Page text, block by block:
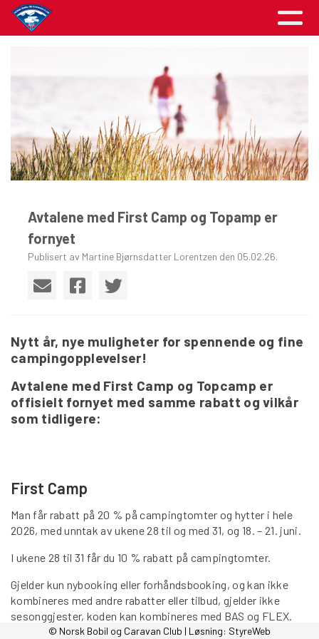
Avtalene med First Camp og Topamp er
fornyet
Publisert av Martine Bjørnsdatter Lorentzen den 05.02.26.
Nytt år, nye muligheter for spennende og fine
campingopplevelser!
Avtalene med First Camp og Topcamp er
offisielt fornyet med samme rabatt og vilkår
som tidligere:
First Camp
Man får rabatt på 20 % på campingtomter og hytter i hele
2026, med unntak av ukene 28 til og med 31, og 18. – 21. juni.
I ukene 28 til 31 får du 10 % rabatt på campingtomter.
Gjelder kun nybooking eller forhåndsbooking, og kan ikke
kombineres med andre rabatter eller tilbud, gjelder ikke
sesonggjester, koden kan kombineres med BAS og FLEX.
© Norsk Bobil og Caravan Club | Løsning: StyreWeb